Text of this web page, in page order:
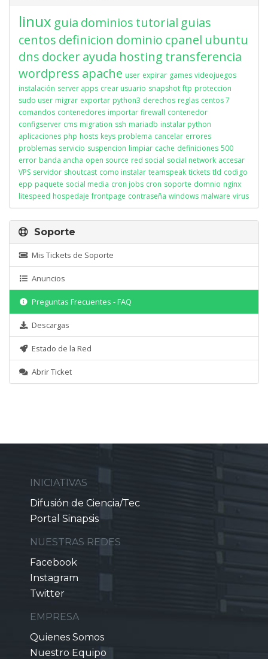
linux guia dominios tutorial guias
centos definicion dominio cpanel ubuntu
dns dockerayuda hosting transferencia
wordpress apache user expirar games videojuegos
instalación server apps crear usuario snapshot ftp proteccion
sudo user migrar exportar python3 derechos reglas centos 7
comandos contenedores importar firewall contenedor
configserver cms migration ssh mariadb instalar python
aplicaciones php hosts keys problema cancelar errores
problemas servicio suspencion limpiar cache definiciones 500
error banda ancha open source red social social network accesar
VPS servidor shoutcast como instalar teamspeak tickets tld codigo
epp paquete social media cron jobs cron soporte domnio nginx
litespeed hospedaje frontpage contraseña windows malware virus
Soporte
Mis Tickets de Soporte
Anuncios
Preguntas Frecuentes - FAQ
Descargas
Estado de la Red
Abrir Ticket
INICIATIVAS
Difusión de Ciencia/Tec
Portal Sinapsis
NUESTRAS REDES
Facebook
Instagram
Twitter
EMPRESA
Quienes Somos
Nuestro Equipo